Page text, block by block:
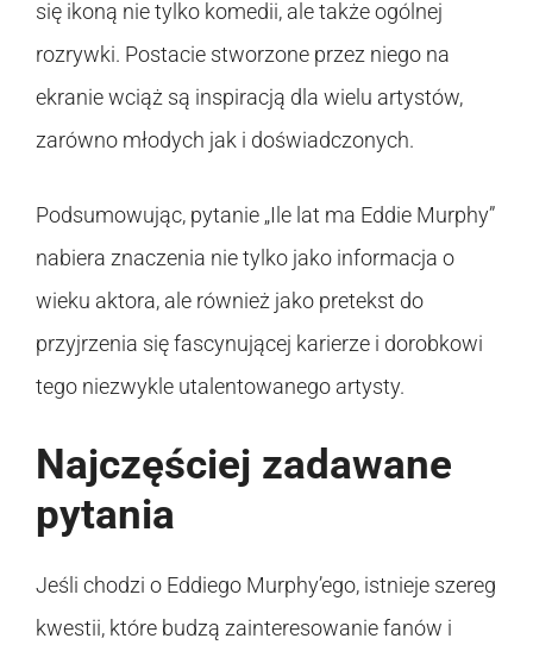
się ikoną nie tylko komedii, ale także ogólnej
rozrywki. Postacie stworzone przez niego na
ekranie wciąż są inspiracją dla wielu artystów,
zarówno młodych jak i doświadczonych.
Podsumowując, pytanie „Ile lat ma Eddie Murphy”
nabiera znaczenia nie tylko jako informacja o
wieku aktora, ale również jako pretekst do
przyjrzenia się fascynującej karierze i dorobkowi
tego niezwykle utalentowanego artysty.
Najczęściej zadawane
pytania
Jeśli chodzi o Eddiego Murphy’ego, istnieje szereg
kwestii, które budzą zainteresowanie fanów i